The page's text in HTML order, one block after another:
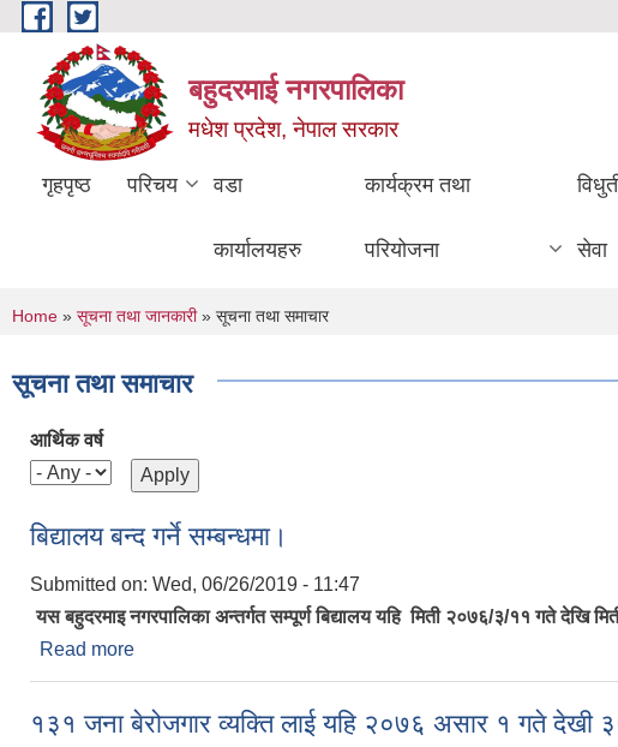
Skip to main content
बहुदरमाई नगरपालिका
मधेश प्रदेश, नेपाल सरकार
गृहपृष्ठ परिचय वडा
कार्यालयहरु
कार्यक्रम तथा
परियोजना सेवा
You are here
Home » सूचना तथा जानकारी» सूचना तथा समाचार
सूचना तथा समाचार
आर्थिक वर्ष
बिद्यालय बन्द गर्ने सम्बन्धमा।
Submitted on: Wed, 06/26/2019 - 11:47
यस बहुदरमाइ नगरपालिका अन्तर्गत सम्पूर्ण बिद्यालय यहि मिती २०७६/३/११ गते देखि
Read more
१३१ जना बेरोजगार व्यक्ति लाई यहि २०७६ असार १ गते देखी